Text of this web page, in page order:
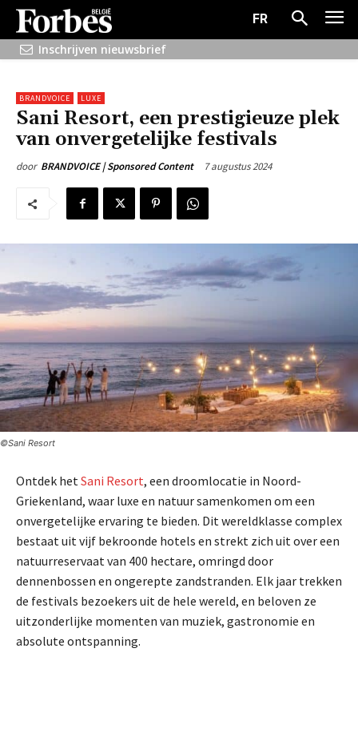
FR
Inschrijven nieuwsbrief
BRANDVOICE LUXE
Sani Resort, een prestigieuze plek
van onvergetelijke festivals
door BRANDVOICE | Sponsored Content 7 augustus 2024
©Sani Resort
Ontdek het Sani Resort, een droomlocatie in Noord-
Griekenland, waar luxe en natuur samenkomen om een
onvergetelijke ervaring te bieden. Dit wereldklasse complex
bestaat uit vijf bekroonde hotels en strekt zich uit over een
natuurreservaat van 400 hectare, omringd door
dennenbossen en ongerepte zandstranden. Elk jaar trekken
de festivals bezoekers uit de hele wereld, en beloven ze
uitzonderlijke momenten van muziek, gastronomie en
absolute ontspanning.